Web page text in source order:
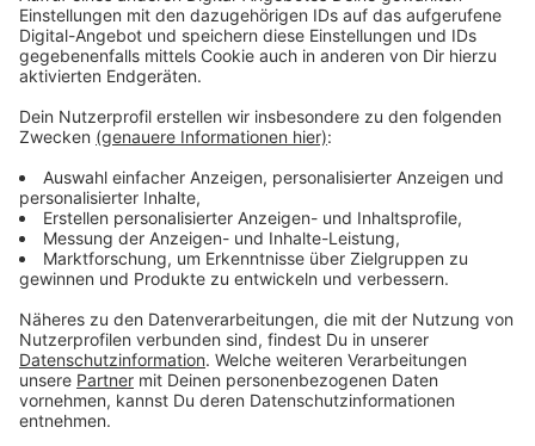
Dazu Detlev Hopp von der IG BAU Münster-Rheine:
„Nur wenn die Bezahlung weiter attraktiv ist, wird es
Branche zu finden.“ Angesichts der aktuellen
Preissteigerungen und der hohen Inflation wüssten
Menschen mit kleinem Geldbeutel oft nicht mehr, wie
sie bis zum Monatsende durchkommen sollen. Teure
Energie und Lebensmittel machten gerade auch
Reinigungskräften zu schaffen, denn sie arbeiten oft in
Anzeige
Protestaktionen möglich